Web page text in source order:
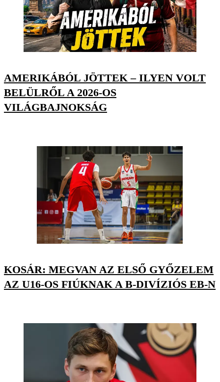
AMERIKÁBÓL JÖTTEK – ILYEN VOLT
BELÜLRŐL A 2026-OS
VILÁGBAJNOKSÁG
KOSÁR: MEGVAN AZ ELSŐ GYŐZELEM
AZ U16-OS FIÚKNAK A B-DIVÍZIÓS EB-N